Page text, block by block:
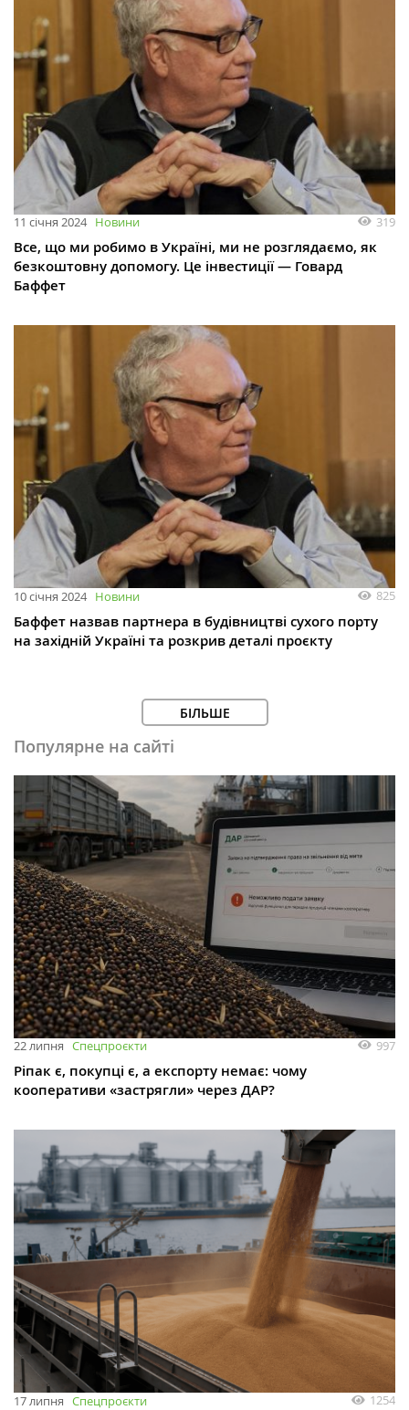
11 січня 2024 Новини 319
Все, що ми робимо в Україні, ми не розглядаємо, як
безкоштовну допомогу. Це інвестиції — Говард
Баффет
10 січня 2024 Новини 825
Баффет назвав партнера в будівництві сухого порту
на західній Україні та розкрив деталі проєкту
БІЛЬШЕ
Популярне на сайті
22 липня Спецпроєкти 997
Ріпак є, покупці є, а експорту немає: чому
кооперативи «застрягли» через ДАР?
17 липня Спецпроєкти 1254